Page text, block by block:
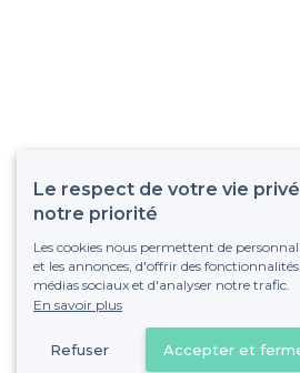
Le respect de votre vie
notre priorité
Les cookies nous permettent de
et les annonces, d'offrir des
médias sociaux et d'analyser notre trafic.
En savoir plus
Refuser Accepter et